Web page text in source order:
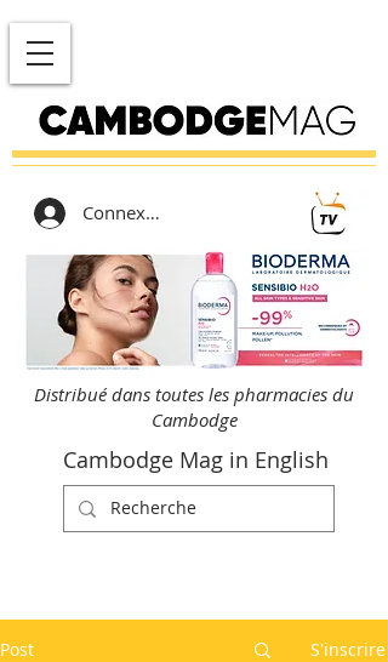
Connexion
Distribué dans toutes les pharmacies du
Cambodge
Cambodge Mag in English
Post S'inscrire